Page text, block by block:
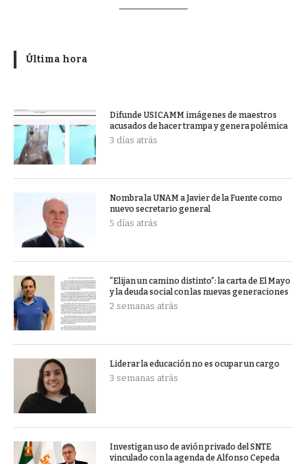
Última hora
Difunde USICAMM imágenes de maestros
acusados de hacer trampa y genera polémica
3 días atrás
Nombra la UNAM a Javier de la Fuente como
nuevo secretario general
5 días atrás
“Elijan un camino distinto”: la carta de El Mayo
y la deuda social con las nuevas generaciones
2 semanas atrás
Liderar la educación no es ocupar un cargo
3 semanas atrás
Investigan uso de avión privado del SNTE
vinculado con la agenda de Alfonso Cepeda